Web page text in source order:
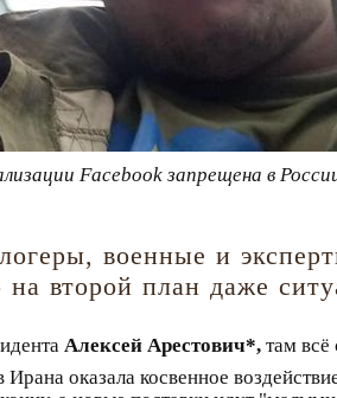
Facebook запрещена в
военные и
второй план даже
Алексей Арестович*, там всё
оказала косвенное